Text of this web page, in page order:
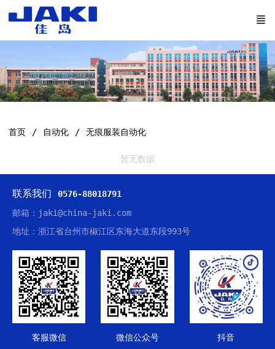
首页 自动化 无痕服装自动化
暂无数据
联系我们 0576-88018791
邮箱：jaki@china-jaki.com
地址：浙江省台州市椒江区东海大道东段993号
客服微信 微信公众号 抖音